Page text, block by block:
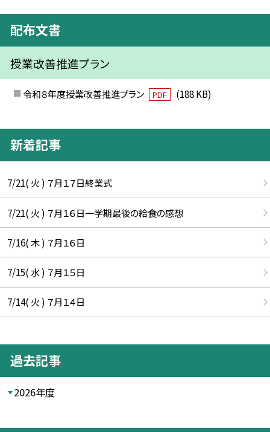
配布文書
授業改善推進プラン
令和８年度授業改善推進プラン PDF (188 KB)
新着記事
7/21( 火 ) ７月１７日終業式
7/21( 火 ) ７月１６日一学期最後の給食の感想
7/16( 木 ) ７月１６日
7/15( 水 ) ７月１５日
7/14( 火 ) ７月１４日
過去記事
2026年度